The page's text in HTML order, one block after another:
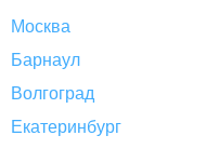
Москва
Барнаул
Волгоград
Екатеринбург